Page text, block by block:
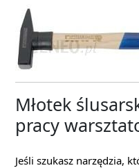
Młotek
pracy
Jeśli szukasz narzędzia,